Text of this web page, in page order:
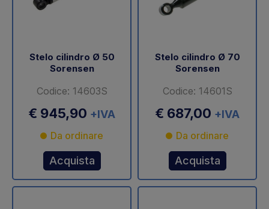
Stelo cilindro Ø 50
Sorensen
Codice: 14603S
€ 945,90 +IVA
Da ordinare
Acquista
Stelo cilindro Ø 70
Sorensen
Codice: 14601S
€ 687,00 +IVA
Da ordinare
Acquista